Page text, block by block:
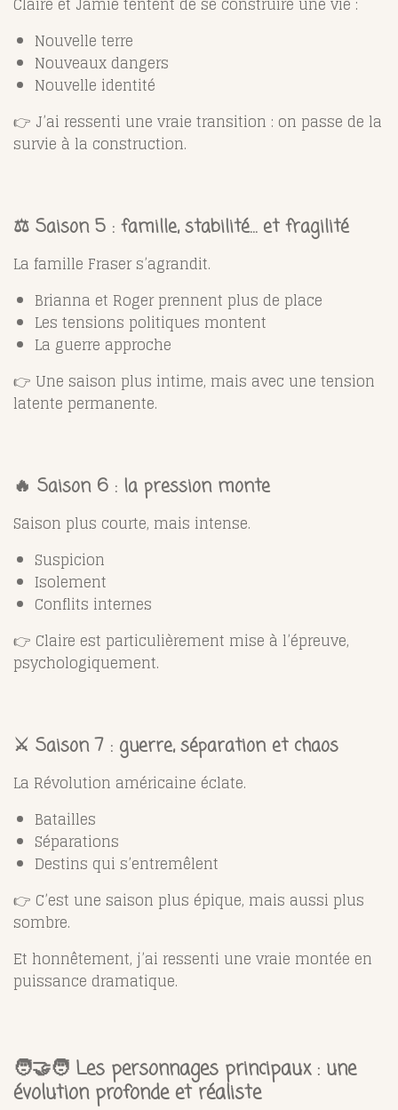
Nouvelle terre
Nouveaux dangers
Nouvelle identité
👉 J’ai ressenti une vraie transition : on passe de la
survie à la construction.
⚖️ Saison 5 : famille, stabilité… et fragilité
La famille Fraser s’agrandit.
Brianna et Roger prennent plus de place
Les tensions politiques montent
La guerre approche
👉 Une saison plus intime, mais avec une tension
latente permanente.
🔥 Saison 6 : la pression monte
Saison plus courte, mais intense.
Suspicion
Isolement
Conflits internes
👉 Claire est particulièrement mise à l’épreuve,
psychologiquement.
⚔️ Saison 7 : guerre, séparation et chaos
La Révolution américaine éclate.
Batailles
Séparations
Destins qui s’entremêlent
👉 C’est une saison plus épique, mais aussi plus
sombre.
Et honnêtement, j’ai ressenti une vraie montée en
puissance dramatique.
🧑‍🤝‍🧑 Les personnages principaux : une
évolution profonde et réaliste